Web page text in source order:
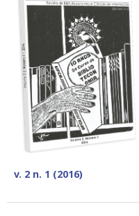
v. 2 n. 1 (2016)